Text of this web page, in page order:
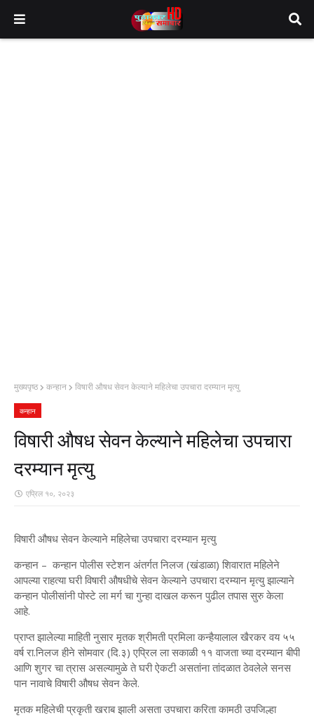
मुख्यपृष्ठ कन्हान विषारी औषध सेवन केल्याने महिलेचा उपचारा दरम्यान मृत्यु
कन्हान
विषारी औषध सेवन केल्याने महिलेचा उपचारा
दरम्यान मृत्यु
एप्रिल १०, २०२३
विषारी औषध सेवन केल्याने महिलेचा उपचारा दरम्यान मृत्यु
कन्हान – कन्हान पोलीस स्टेशन अंतर्गत निलज (खंडाळा) शिवारात महिलेने
आपल्या राहत्या घरी विषारी औषधीचे सेवन केल्याने उपचारा दरम्यान मृत्यु झाल्याने
कन्हान पोलीसांनी पोस्टे ला मर्ग चा गुन्हा दाखल करून पुढील तपास सुरु केला
आहे.
प्राप्त झालेल्या माहिती नुसार मृतक श्रीमती प्रमिला कन्हैयालाल खैरकर वय ५५
वर्ष रा.निलज हीने सोमवार (दि.३) एप्रिल ला सकाळी ११ वाजता च्या दरम्यान बीपी
आणि शुगर चा त्रास असल्यामुळे ते घरी ऐकटी असतांना तांदळात ठेवलेले सनस
पान नावाचे विषारी औषध सेवन केले.
मृतक महिलेची प्रकृती खराब झाली असता उपचारा करिता कामठी उपजिल्हा